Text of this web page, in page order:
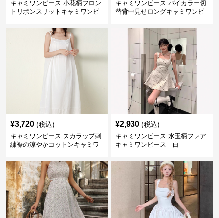
キャミワンピース 小花柄フロン
トリボンスリットキャミワンピ
キャミワンピース バイカラー切
替背中見せロングキャミワンピ
¥3,720 (税込)
キャミワンピース スカラップ刺
繍裾の涼やかコットンキャミワ
¥2,930 (税込)
キャミワンピース 水玉柄フレア
キャミワンピース 白